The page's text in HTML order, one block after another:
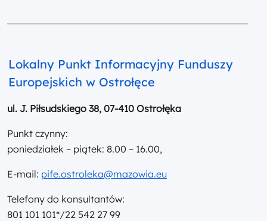
Lokalny Punkt Informacyjny Funduszy
Europejskich w Ostrołęce
ul. J. Piłsudskiego 38, 07-410 Ostrołęka
Punkt czynny:
poniedziałek – piątek: 8.00 – 16.00,
E-mail: pife.ostroleka@mazowia.eu
Telefony do konsultantów:
801 101 101*/22 542 27 99